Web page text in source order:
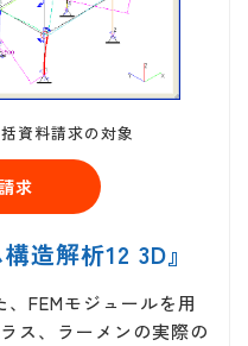
資料請求の対象
求
造解析12 3D』
FEMモジュールを用
ス、ラーメンの実際の